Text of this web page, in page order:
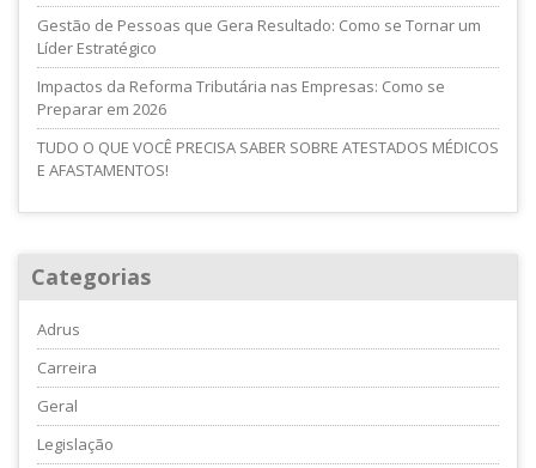
Gestão de Pessoas que Gera Resultado: Como se Tornar um
Líder Estratégico
Impactos da Reforma Tributária nas Empresas: Como se
Preparar em 2026
TUDO O QUE VOCÊ PRECISA SABER SOBRE ATESTADOS MÉDICOS
E AFASTAMENTOS!
Categorias
Adrus
Carreira
Geral
Legislação